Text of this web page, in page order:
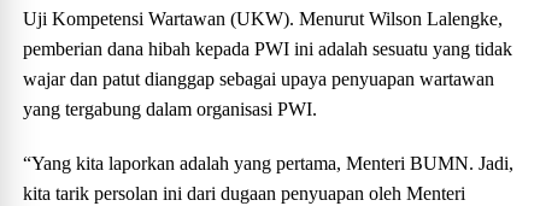
Uji Kompetensi Wartawan (UKW). Menurut Wilson Lalengke,
pemberian dana hibah kepada PWI ini adalah sesuatu yang tidak
wajar dan patut dianggap sebagai upaya penyuapan wartawan
yang tergabung dalam organisasi PWI.
“Yang kita laporkan adalah yang pertama, Menteri BUMN. Jadi,
kita tarik persolan ini dari dugaan penyuapan oleh Menteri